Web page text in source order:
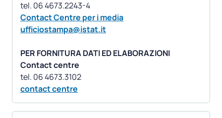
Contact Centre per i media
ufficiostampa@istat.it
PER FORNITURA DATI ED ELABORAZIONI
Contact centre
contact centre